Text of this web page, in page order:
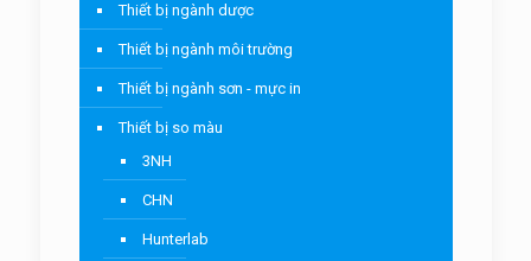
Thiết bị ngành dược
Thiết bị ngành môi trường
Thiết bị ngành sơn - mực in
Thiết bị so màu
3NH
CHN
Hunterlab